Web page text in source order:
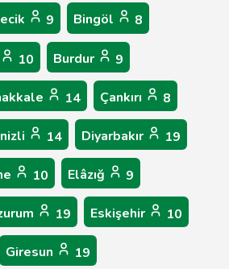
9 Bingöl 8
10 Burdur 9
14 Çankırı 8
14 Diyarbakır 19
10 Elâzığ 9
19 Eskişehir 10
Giresun 19